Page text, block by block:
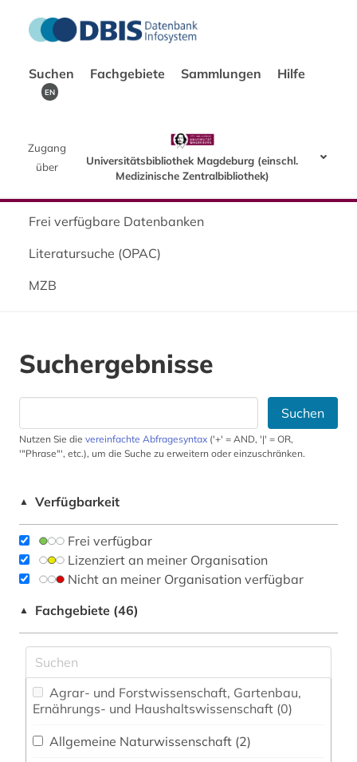
Suchen Fachgebiete Sammlungen Hilfe
EN
Zugang
über
Universitätsbibliothek Magdeburg (einschl.
Medizinische Zentralbibliothek)
Frei verfügbare Datenbanken
Literatursuche (OPAC)
MZB
Suchergebnisse
Suchen
Nutzen Sie die vereinfachte Abfragesyntax ('+' = AND, '|' = OR,
'"Phrase"', etc.), um die Suche zu erweitern oder einzuschränken.
▲ Verfügbarkeit
Frei verfügbar
Lizenziert an meiner Organisation
Nicht an meiner Organisation verfügbar
▲ Fachgebiete (46)
Ernährungs- und Haushaltswissenschaft (0)
Allgemeine Naturwissenschaft (2)